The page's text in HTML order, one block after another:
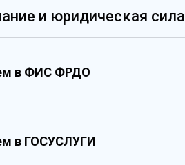
и юридическая сила
в ФИС ФРДО
в ГОСУСЛУГИ